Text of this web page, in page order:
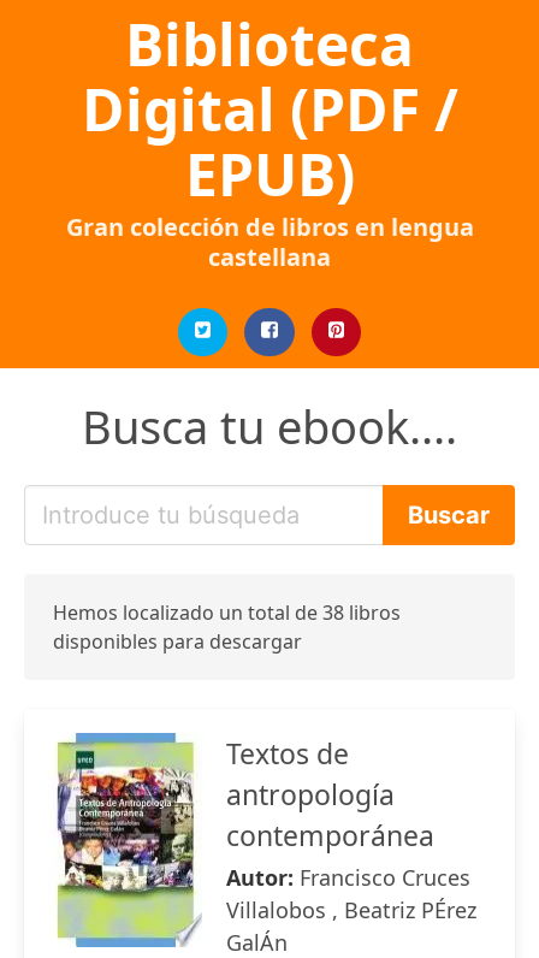
Biblioteca
Digital (PDF /
EPUB)
Gran colección de libros en lengua
castellana
Busca tu ebook....
Hemos localizado un total de 38 libros
disponibles para descargar
Textos de
antropología
contemporánea
Autor: Francisco Cruces
Villalobos , Beatriz PÉrez
GalÁn